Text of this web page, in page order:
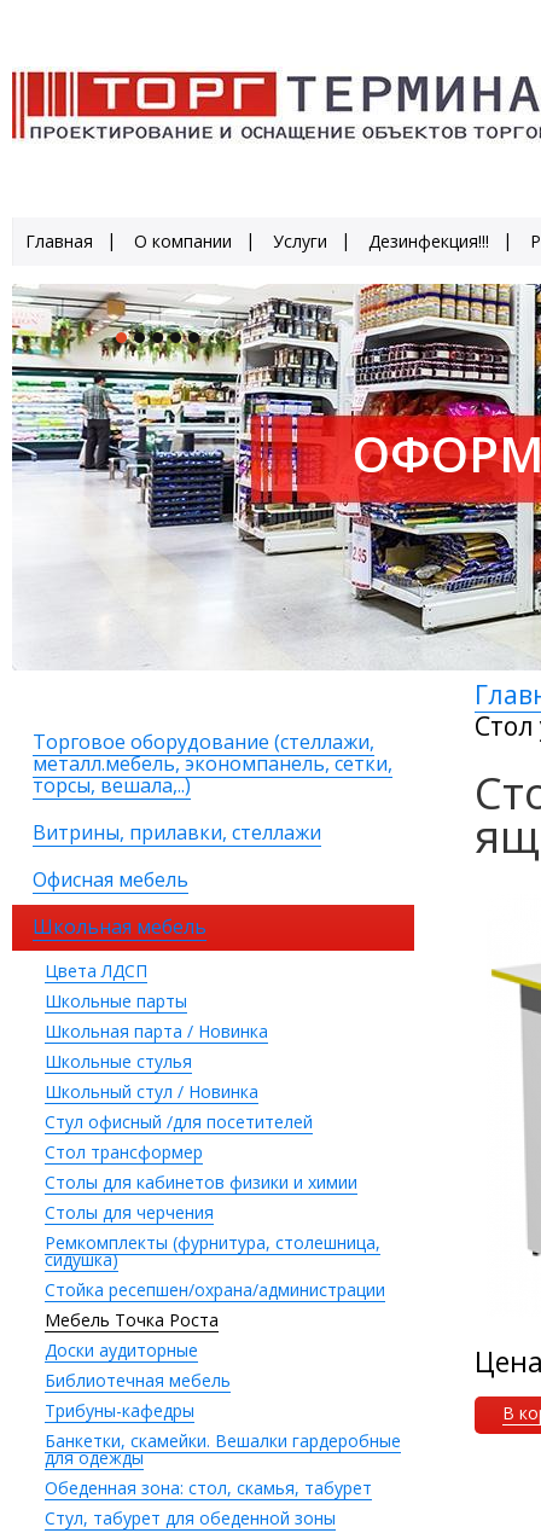
Главная О компании Услуги Дезинфекция!!!
Торговое оборудование (стеллажи,
металл.мебель, экономпанель, сетки,
торсы, вешала,..)
Витрины, прилавки, стеллажи
Офисная мебель
Школьная мебель
Цвета ЛДСП
Школьные парты
Школьная парта / Новинка
Школьные стулья
Школьный стул / Новинка
Стул офисный /для посетителей
Стол трансформер
Столы для кабинетов физики и химии
Столы для черчения
Ремкомплекты (фурнитура, столешница,
сидушка)
Стойка ресепшен/охрана/администрации
Мебель Точка Роста
Доски аудиторные
Библиотечная мебель
Трибуны-кафедры
Банкетки, скамейки. Вешалки гардеробные
для одежды
Обеденная зона: стол, скамья, табурет
Стул, табурет для обеденной зоны
В